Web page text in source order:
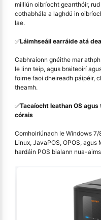
milliún oibríocht gearrthóir,
cothabhála a laghdú in
lae.
✅Láimhseáil earráide atá
Cabhraíonn gnéithe mar
le linn teip, agus braiteoirí
foirne faoi dheireadh páipéir,
theamh.
✅Tacaíocht leathan OS
córais
Comhoiriúnach le Windows
Linux, JavaPOS, OPOS,
hardáin POS bialann nua-